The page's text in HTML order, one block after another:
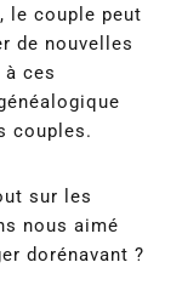
le couple peut
de nouvelles
à ces
couples.
sur les
nous aimé
dorénavant ?